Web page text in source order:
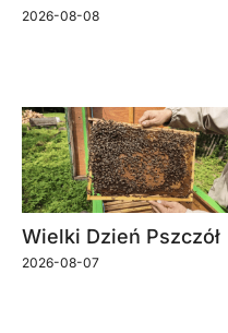
2026-08-08
Wielki Dzień Pszczół
2026-08-07